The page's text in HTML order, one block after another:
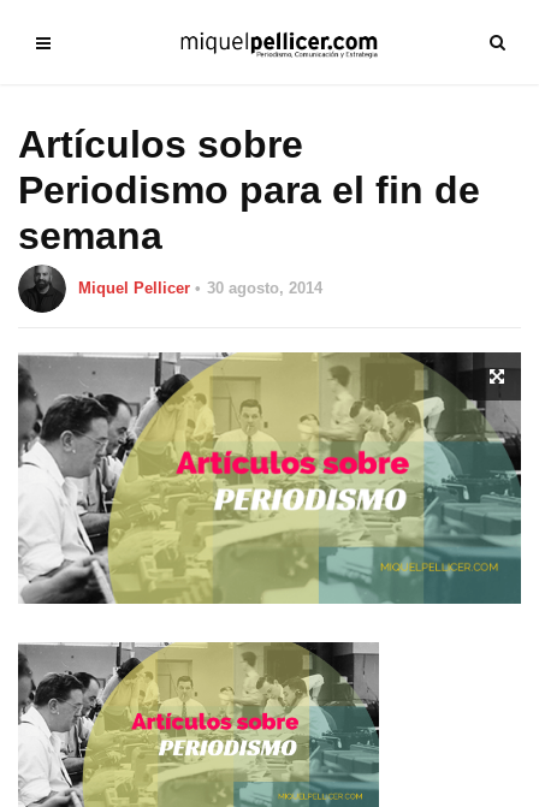
Artículos sobre
Periodismo para el fin de
semana
Miquel Pellicer 30 agosto, 2014